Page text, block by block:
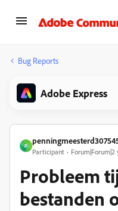
Bug Reports
Adobe Express
P
Participant Forum|Forum|2
Probleem
bestanden